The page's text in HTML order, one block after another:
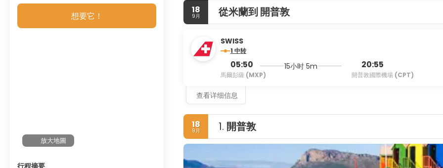
18
9月 從米蘭到 開普敦
SWISS
1 中转
05:50
馬爾彭薩 (MXP)
15小时 5m 20:55
開普敦國際機場 (CPT)
查看详细信息
18
9月 1. 開普敦
想要它！
放大地圖
行程摘要